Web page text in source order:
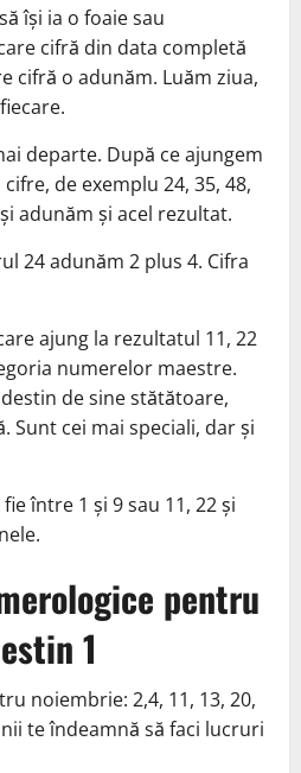
își ia o foaie sau
cifră din data completă
cifră o adunăm. Luăm ziua,
departe. După ce ajungem
de exemplu 24, 35, 48,
adunăm și acel rezultat.
24 adunăm 2 plus 4. Cifra
ajung la rezultatul 11, 22
numerelor maestre.
de sine stătătoare,
Sunt cei mai speciali, dar și
între 1 și 9 sau 11, 22 și
pentru
1
noiembrie: 2,4, 11, 13, 20,
te îndeamnă să faci lucruri